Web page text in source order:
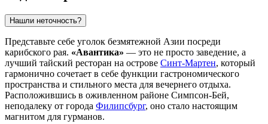
Нашли неточность?
Представьте себе уголок безмятежной Азии посреди
карибского рая. «Авантика» — это не просто заведение, а
лучший тайский ресторан на острове Синт-Мартен, который
гармонично сочетает в себе функции гастрономического
пространства и стильного места для вечернего отдыха.
Расположившись в оживленном районе Симпсон-Бей,
неподалеку от города Филипсбург, оно стало настоящим
магнитом для гурманов.